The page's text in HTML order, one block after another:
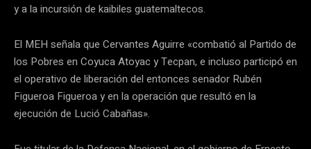
y a la incursión de kaibiles guatemaltecos.
El MEH señala que Cervantes Aguirre «combatió al Partido de
los Pobres en Coyuca Atoyac y Tecpan, e incluso participó en
el operativo de liberación del entonces senador Rubén
Figueroa Figueroa y en la operación que resultó en la
ejecución de Lució Cabañas».